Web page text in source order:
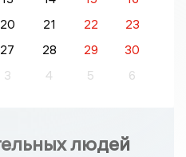
20 21 22
23
27 28 29
30
3 4 5 6
людей